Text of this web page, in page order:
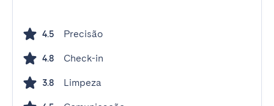
4.5 Precisão
4.8 Check-in
3.8 Limpeza